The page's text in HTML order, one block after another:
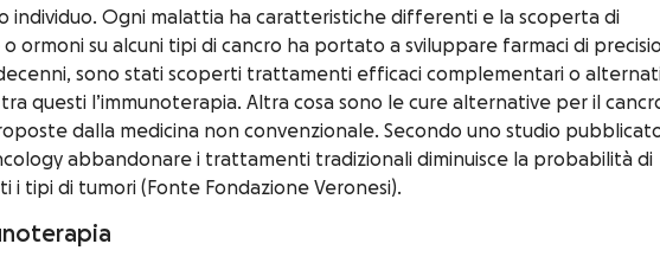
individuo. Ogni malattia ha caratteristiche differenti e la scoperta di
ormoni su alcuni tipi di cancro ha portato a sviluppare farmaci di
sono stati scoperti trattamenti efficaci complementari o
questi l’immunoterapia. Altra cosa sono le cure alternative per il
dalla medicina non convenzionale. Secondo uno studio
abbandonare i trattamenti tradizionali diminuisce la probabilità di
i tipi di tumori (Fonte Fondazione Veronesi).